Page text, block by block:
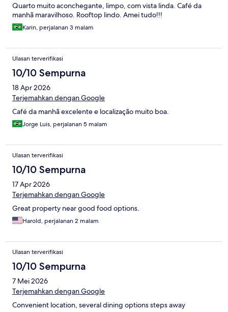
Quarto muito aconchegante, limpo, com vista linda. Café da
manhã maravilhoso. Rooftop lindo. Amei tudo!!!
Karin, perjalanan 3 malam
Ulasan terverifikasi
10/10 Sempurna
18 Apr 2026
Terjemahkan dengan Google
Café da manhã excelente e localização muito boa.
Jorge Luis, perjalanan 5 malam
Ulasan terverifikasi
10/10 Sempurna
17 Apr 2026
Terjemahkan dengan Google
Great property near good food options.
Harold, perjalanan 2 malam
Ulasan terverifikasi
10/10 Sempurna
7 Mei 2026
Terjemahkan dengan Google
Convenient location, several dining options steps away